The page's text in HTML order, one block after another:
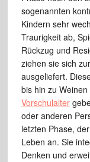
sogenannten
Kindern sehr
Traurigkeit ab,
Rückzug und
ziehen sie sich
ausgeliefert.
bis hin zu
Vorschulalter
oder anderen
letzten Phase,
Leben an. Sie
Denken und